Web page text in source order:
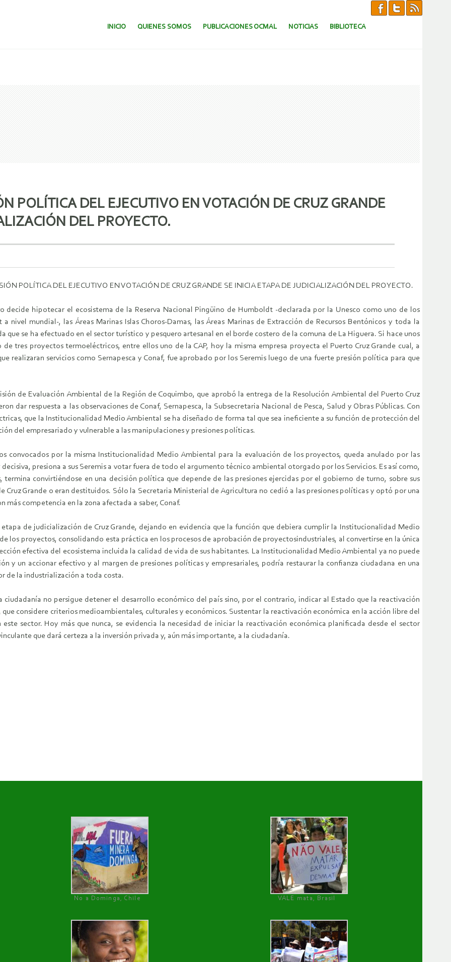
SALTAR AL CONTENIDO.
INICIO QUIENES SOMOS PUBLICACIONES OCMAL NOTICIAS BIBLIOTECA
POLÍTICA DEL EJECUTIVO EN VOTACIÓN DE CRUZ GRANDE
DEL PROYECTO.
POLÍTICA DEL EJECUTIVO EN VOTACIÓN DE CRUZ GRANDE SE INICIA ETAPA DE JUDICIALIZACIÓN DEL PROYECTO.
decide hipotecar el ecosistema de la Reserva Nacional Pingüino de Humboldt -declarada por la Unesco como uno de los
nivel mundial-, las Áreas Marinas Islas Choros-Damas, las Áreas Marinas de Extracción de Recursos Bentónicos y toda la
que se ha efectuado en el sector turístico y pesquero artesanal en el borde costero de la comuna de La Higuera. Si hace unos
de tres proyectos termoeléctricos, entre ellos uno de la CAP, hoy la misma empresa proyecta el Puerto Cruz Grande cual, a
realizaran servicios como Sernapesca y Conaf, fue aprobado por los Seremis luego de una fuerte presión política para que
de Evaluación Ambiental de la Región de Coquimbo, que aprobó la entrega de la Resolución Ambiental del Puerto Cruz
dar respuesta a las observaciones de Conaf, Sernapesca, la Subsecretaria Nacional de Pesca, Salud y Obras Públicas. Con
que la Institucionalidad Medio Ambiental se ha diseñado de forma tal que sea ineficiente a su función de protección del
del empresariado y vulnerable a las manipulaciones y presiones políticas.
convocados por la misma Institucionalidad Medio Ambiental para la evaluación de los proyectos, queda anulado por las
presiona a sus Seremis a votar fuera de todo el argumento técnico ambiental otorgado por los Servicios. Es así como,
termina convirtiéndose en una decisión política que depende de las presiones ejercidas por el gobierno de turno, sobre sus
Cruz Grande o eran destituidos. Sólo la Secretaria Ministerial de Agricultura no cedió a las presiones políticas y optó por una
más competencia en la zona afectada a saber, Conaf.
de judicialización de Cruz Grande, dejando en evidencia que la función que debiera cumplir la Institucionalidad Medio
los proyectos, consolidando esta práctica en los procesos de aprobación de proyectosindustriales, al convertirse en la única
efectiva del ecosistema incluida la calidad de vida de sus habitantes. La Institucionalidad Medio Ambiental ya no puede
y un accionar efectivo y al margen de presiones políticas y empresariales, podría restaurar la confianza ciudadana en una
de la industrialización a toda costa.
no persigue detener el desarrollo económico del país sino, por el contrario, indicar al Estado que la reactivación
considere criterios medioambientales, culturales y económicos. Sustentar la reactivación económica en la acción libre del
sector. Hoy más que nunca, se evidencia la necesidad de iniciar la reactivación económica planificada desde el sector
que dará certeza a la inversión privada y, aún más importante, a la ciudadanía.
No a Dominga, Chile
VALE mata, Brasil